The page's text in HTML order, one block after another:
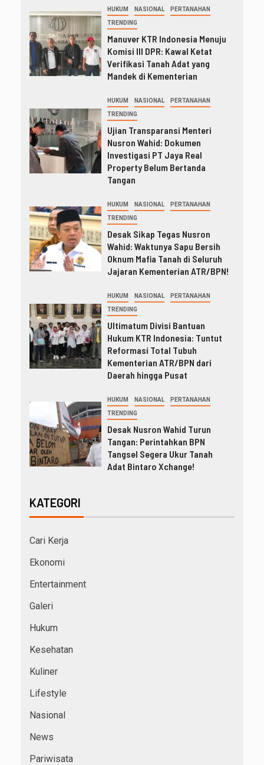
HUKUM NASIONAL PERTANAHAN
TRENDING
Manuver KTR Indonesia Menuju
Komisi III DPR: Kawal Ketat
Verifikasi Tanah Adat yang
Mandek di Kementerian
HUKUM NASIONAL PERTANAHAN
TRENDING
Ujian Transparansi Menteri
Nusron Wahid: Dokumen
Investigasi PT Jaya Real
Property Belum Bertanda
Tangan
HUKUM NASIONAL PERTANAHAN
TRENDING
Desak Sikap Tegas Nusron
Wahid: Waktunya Sapu Bersih
Oknum Mafia Tanah di Seluruh
Jajaran Kementerian ATR/BPN!
HUKUM NASIONAL PERTANAHAN
TRENDING
Ultimatum Divisi Bantuan
Hukum KTR Indonesia: Tuntut
Reformasi Total Tubuh
Kementerian ATR/BPN dari
Daerah hingga Pusat
HUKUM NASIONAL PERTANAHAN
TRENDING
Desak Nusron Wahid Turun
Tangan: Perintahkan BPN
Tangsel Segera Ukur Tanah
Adat Bintaro Xchange!
KATEGORI
Cari Kerja
Ekonomi
Entertainment
Galeri
Hukum
Kesehatan
Kuliner
Lifestyle
Nasional
News
Pariwisata